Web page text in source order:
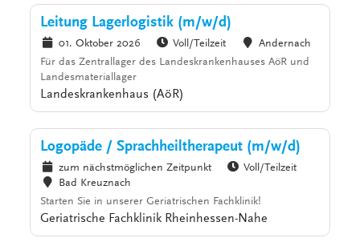
Leitung Lagerlogistik (m/w/d)
01. Oktober 2026 Voll/Teilzeit
Andernach
Für das Zentrallager des Landeskrankenhauses AöR und
Landesmateriallager
Landeskrankenhaus (AöR)
Logopäde / Sprachheiltherapeut (m/w/d)
zum nächstmöglichen Zeitpunkt
Voll/Teilzeit
Bad Kreuznach
Starten Sie in unserer Geriatrischen Fachklinik!
Geriatrische Fachklinik Rheinhessen-Nahe